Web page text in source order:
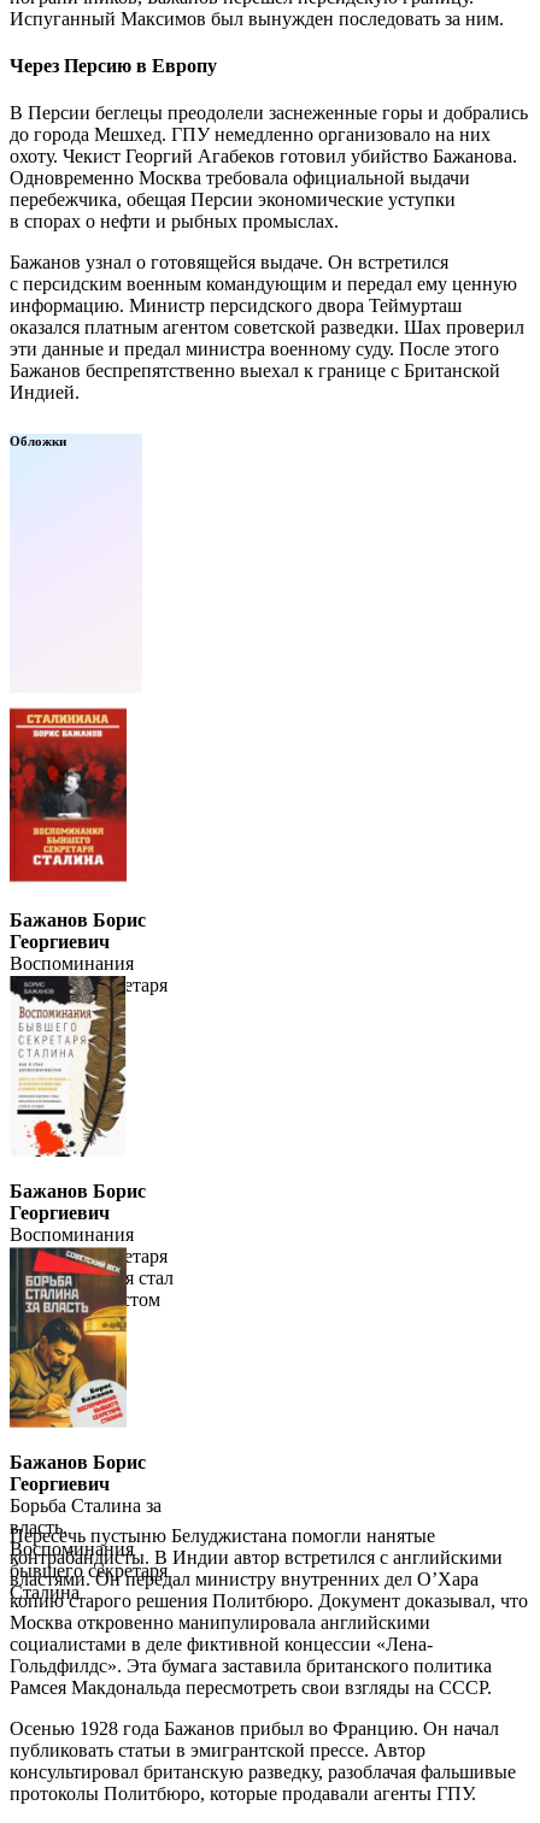
Испуганный Максимов был вынужден последовать за ним.
Через Персию в Европу
В Персии беглецы преодолели заснеженные горы и добрались
до города Мешхед. ГПУ немедленно организовало на них
охоту. Чекист Георгий Агабеков готовил убийство Бажанова.
Одновременно Москва требовала официальной выдачи
перебежчика, обещая Персии экономические уступки
в спорах о нефти и рыбных промыслах.
Бажанов узнал о готовящейся выдаче. Он встретился
с персидским военным командующим и передал ему ценную
информацию. Министр персидского двора Теймурташ
оказался платным агентом советской разведки. Шах проверил
эти данные и предал министра военному суду. После этого
Бажанов беспрепятственно выехал к границе с Британской
Индией.
Обложки
Бажанов Борис
Георгиевич
Воспоминания
бывшего секретаря
Сталина
Бажанов Борис
Георгиевич
Воспоминания
бывшего секретаря
Сталина. Как я стал
антикоммунистом
Бажанов Борис
Георгиевич
Борьба Сталина за
власть.
Воспоминания
бывшего секретаря
Сталина
Пересечь пустыню Белуджистана помогли нанятые
контрабандисты. В Индии автор встретился с английскими
властями. Он передал министру внутренних дел О’Хара
копию старого решения Политбюро. Документ доказывал, что
Москва откровенно манипулировала английскими
социалистами в деле фиктивной концессии «Лена-
Гольдфилдс». Эта бумага заставила британского политика
Рамсея Макдональда пересмотреть свои взгляды на СССР.
Осенью 1928 года Бажанов прибыл во Францию. Он начал
публиковать статьи в эмигрантской прессе. Автор
консультировал британскую разведку, разоблачая фальшивые
протоколы Политбюро, которые продавали агенты ГПУ.